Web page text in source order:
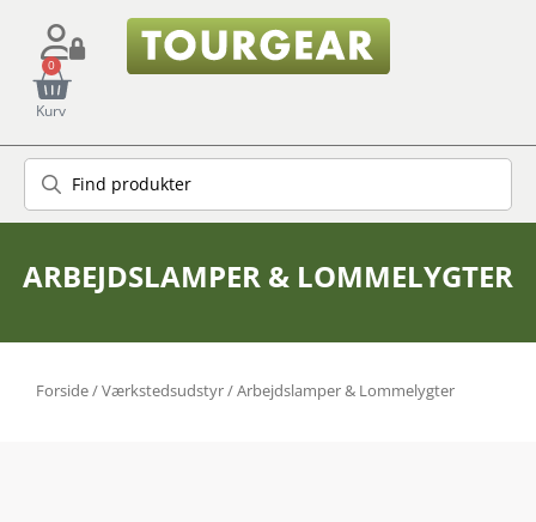
0
Kurv
ARBEJDSLAMPER & LOMMELYGTER
Forside/Værkstedsudstyr/ Arbejdslamper & Lommelygter